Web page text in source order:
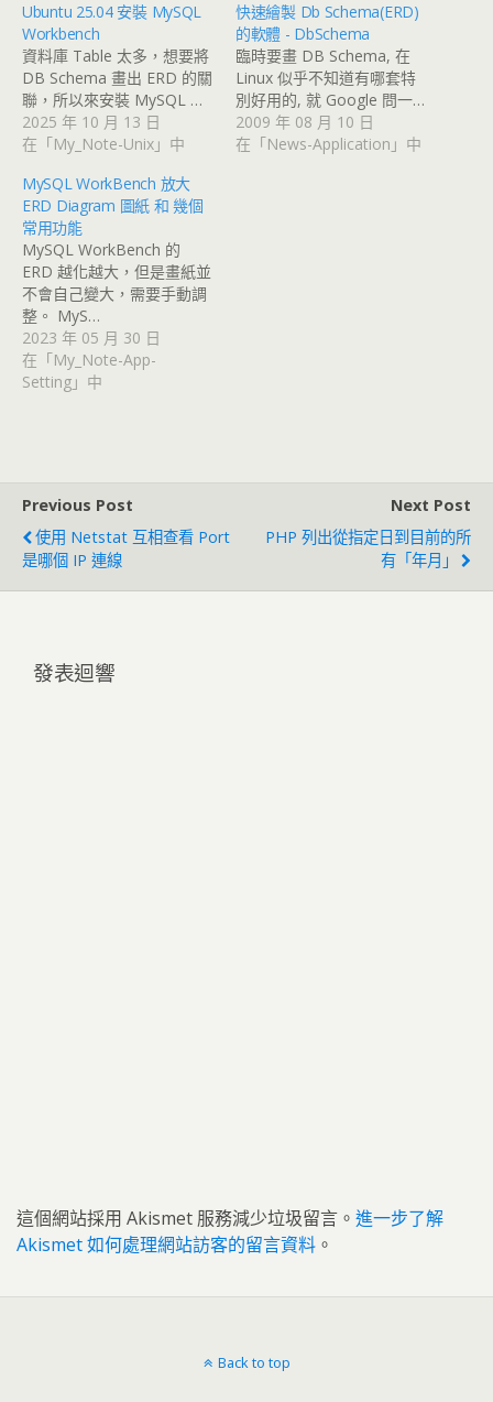
Ubuntu 25.04 安裝 MySQL
Workbench
資料庫 Table 太多，想要將
DB Schema 畫出 ERD 的關
聯，所以來安裝 MySQL …
2025 年 10 月 13 日
在「My_Note-Unix」中
快速繪製 Db Schema(ERD)
的軟體 - DbSchema
臨時要畫 DB Schema, 在
Linux 似乎不知道有哪套特
別好用的, 就 Google 問一…
2009 年 08 月 10 日
在「News-Application」中
MySQL WorkBench 放大
ERD Diagram 圖紙 和 幾個
常用功能
MySQL WorkBench 的
ERD 越化越大，但是畫紙並
不會自己變大，需要手動調
整。 MyS…
2023 年 05 月 30 日
在「My_Note-App-
Setting」中
Previous Post
使用 Netstat 互相查看 Port
是哪個 IP 連線
Next Post
PHP 列出從指定日到目前的所
有「年月」
發表迴響
這個網站採用 Akismet 服務減少垃圾留言。 進一步了解
Akismet 如何處理網站訪客的留言資料 。
Back to top